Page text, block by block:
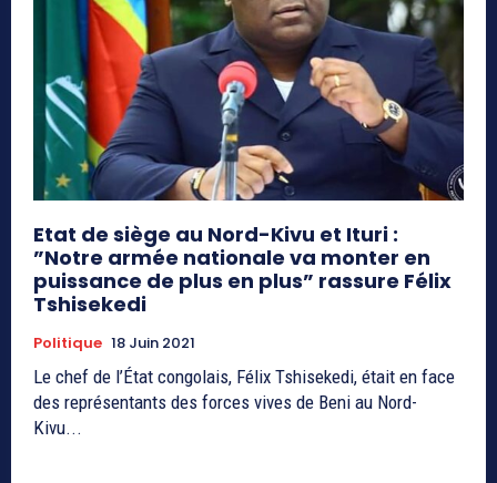
Etat de siège au Nord-Kivu et Ituri :
”Notre armée nationale va monter en
puissance de plus en plus” rassure Félix
Tshisekedi
Politique 18 Juin 2021
Le chef de l’État congolais, Félix Tshisekedi, était en face
des représentants des forces vives de Beni au Nord-
Kivu...